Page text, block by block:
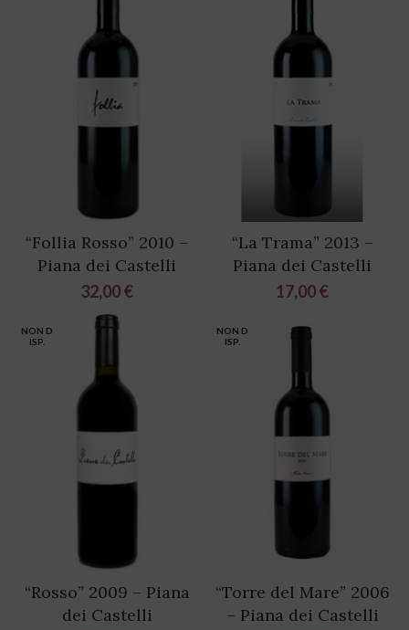
“Follia Rosso” 2010 –
Piana dei Castelli
32,00€
“La Trama” 2013 –
Piana dei Castelli
17,00€
NON D
ISP.
“Rosso” 2009 – Piana
dei Castelli
NON D
ISP.
“Torre del Mare” 2006
– Piana dei Castelli